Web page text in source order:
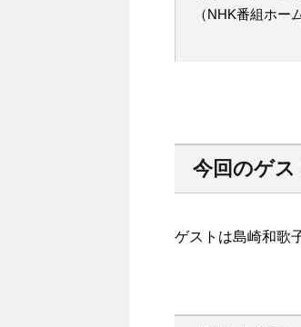
（NHK番組ホー
今回のゲス
ゲストは島崎和歌